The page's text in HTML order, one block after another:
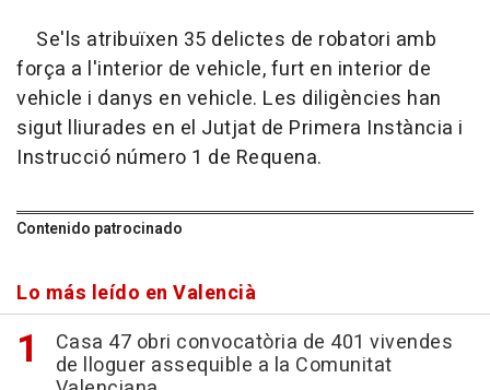
Se'ls atribuïxen 35 delictes de robatori amb
força a l'interior de vehicle, furt en interior de
vehicle i danys en vehicle. Les diligències han
sigut lliurades en el Jutjat de Primera Instància i
Instrucció número 1 de Requena.
Contenido patrocinado
Lo más leído en Valencià
Casa 47 obri convocatòria de 401 vivendes
de lloguer assequible a la Comunitat